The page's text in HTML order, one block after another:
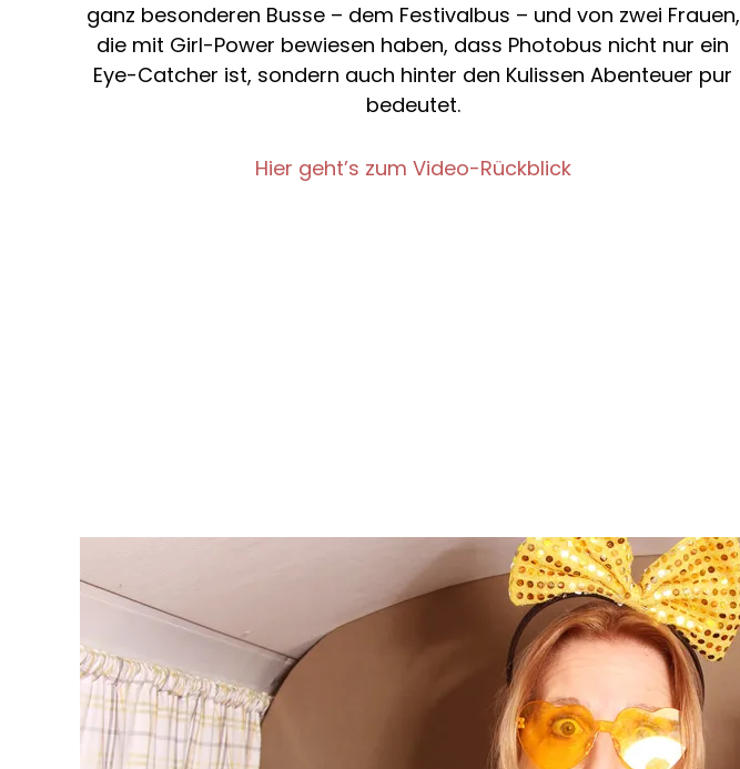
ganz besonderen Busse – dem Festivalbus – und von zwei Frauen,
die mit Girl-Power bewiesen haben, dass Photobus nicht nur ein
Eye-Catcher ist, sondern auch hinter den Kulissen Abenteuer pur
bedeutet.
Hier geht’s zum Video-Rückblick